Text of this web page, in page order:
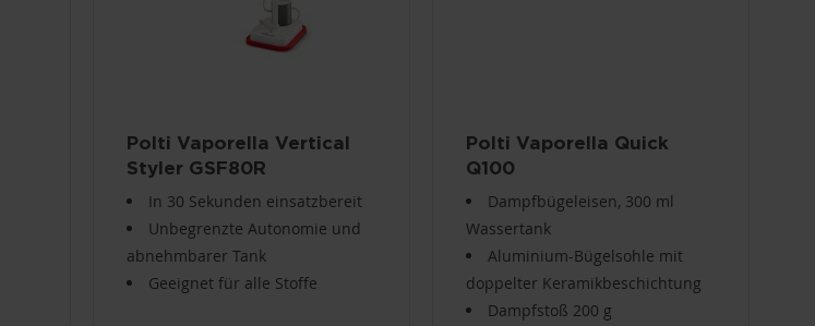
Polti Vaporella Vertical
Styler GSF80R
In 30 Sekunden einsatzbereit
Unbegrenzte Autonomie und
abnehmbarer Tank
Geeignet für alle Stoffe
Polti Vaporella Quick
Q100
Dampfbügeleisen, 300 ml
Wassertank
Aluminium-Bügelsohle mit
doppelter Keramikbeschichtung
Dampfstoß 200 g